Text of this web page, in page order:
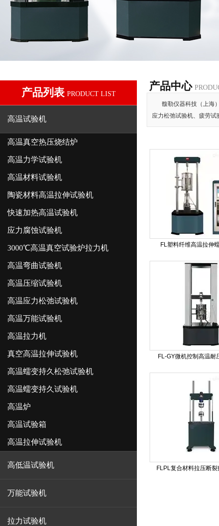
产品列表 PRODUCT LIST
高温试验机
高温真空热压烧结炉
高温力学试验机
高温材料试验机
陶瓷材料高温拉伸试验机
快速加热高温试验机
应力腐蚀试验机
3000℃高温真空试验炉拉力机
高温弯曲试验机
高温压缩试验机
高温应力松弛试验机
高温万能试验机
高温拉力机
真空高温拉伸试验机
高温蠕变持久松弛试验机
高温蠕变持久试验机
高温炉
高温试验箱
高温拉伸试验机
高低温试验机
万能试验机
拉力试验机
产品中心
馥勒仪器科技（上海
应力松弛试验机、疲劳
FL塑料纤维高温拉伸
FL-GY微机控制高温耐
FLPL复合材料拉压断